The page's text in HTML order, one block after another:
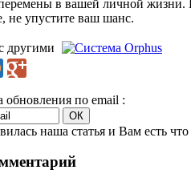
перемены в вашей личной
не упустите ваш шанс.
по email :
наша статья и Вам есть